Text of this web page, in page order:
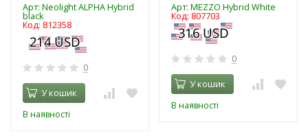
Арт: Neolight ALPHA Hybrid
black
Код: 812358
0
У кошик
В наявності
Арт: MEZZO Hybrid White
Код: 807703
0
У кошик
В наявності